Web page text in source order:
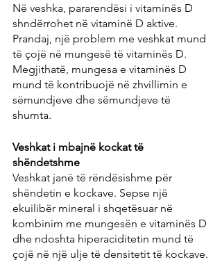
Në veshka, pararendësi i vitaminës D
shndërrohet në vitaminë D aktive.
Prandaj, një problem me veshkat mund
të çojë në mungesë të vitaminës D.
Megjithatë, mungesa e vitaminës D
mund të kontribuojë në zhvillimin e
sëmundjeve dhe sëmundjeve të
shumta.
Veshkat i mbajnë kockat të
shëndetshme
Veshkat janë të rëndësishme për
shëndetin e kockave. Sepse një
ekuilibër mineral i shqetësuar në
kombinim me mungesën e vitaminës D
dhe ndoshta hiperaciditetin mund të
çojë në një ulje të densitetit të kockave.